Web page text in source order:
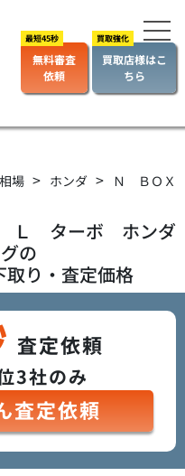
無料審査
依頼
買取店様はこ
ちら
場 > ホンダ > Ｎ ＢＯＸ
Ｌ ターボ ホンダ
の
取り・査定価格
査定依頼
3社のみ
査定依頼